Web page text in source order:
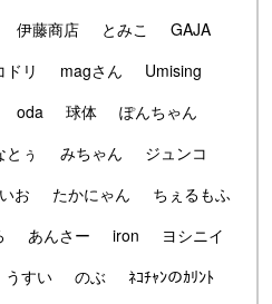
伊藤商店 とみこ
GAJA
ドリ magさん
Umising
oda 球体
ぽんちゃん
とぅ みちゃん
ジュンコ
お たかにゃん
ちぇるもふ
あんさー iron
ヨシニイ
うすい のぶ
ﾈｺﾁｬﾝのｶﾘﾝﾄ